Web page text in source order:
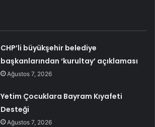
CHP’li büyükşehir belediye
başkanlarından ‘kurultay’ açıklaması
Ağustos 7, 2026
Yetim Çocuklara Bayram Kıyafeti
Desteği
Ağustos 7, 2026